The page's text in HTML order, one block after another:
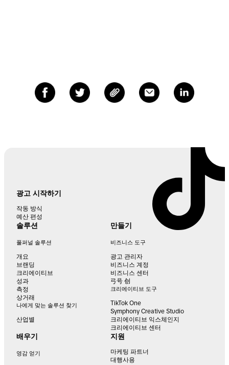
광고 시작하기
작동 방식
예산 편성
솔루션
풀퍼널 솔루션
개요
브랜딩
크리에이티브
성과
측정
상거래
나에게 맞는 솔루션 찾기
산업별
만들기
비즈니스 도구
광고 관리자
비즈니스 계정
비즈니스 센터
弓号 创
크리에이티브 도구
TikTok One
Symphony Creative Studio
크리에이티브 익스체인지
크리에이티브 센터
배우기
영감 얻기
지원
마케팅 파트너
대행사용